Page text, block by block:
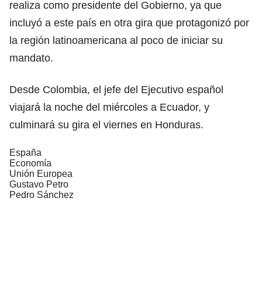
realiza como presidente del Gobierno, ya que
incluyó a este país en otra gira que protagonizó por
la región latinoamericana al poco de iniciar su
mandato.
Desde Colombia, el jefe del Ejecutivo español
viajará la noche del miércoles a Ecuador, y
culminará su gira el viernes en Honduras.
España
Economía
Unión Europea
Gustavo Petro
Pedro Sánchez